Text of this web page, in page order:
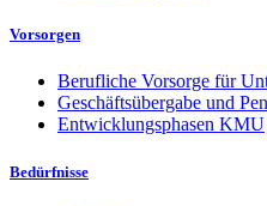
Vorsorgen
Berufliche Vorsorge für
Geschäftsübergabe und
Entwicklungsphasen KMU
Bedürfnisse